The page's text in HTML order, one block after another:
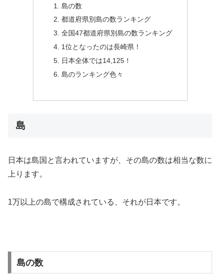
島の数
都道府県別島の数ランキング
全国47都道府県別島の数ランキング
1位となったのは長崎県！
日本全体では14,125！
島のランキング色々
島
日本は島国と言われていますが、その島の数は相当な数に
上ります。
1万以上の島で構成されている、それが日本です。
島の数